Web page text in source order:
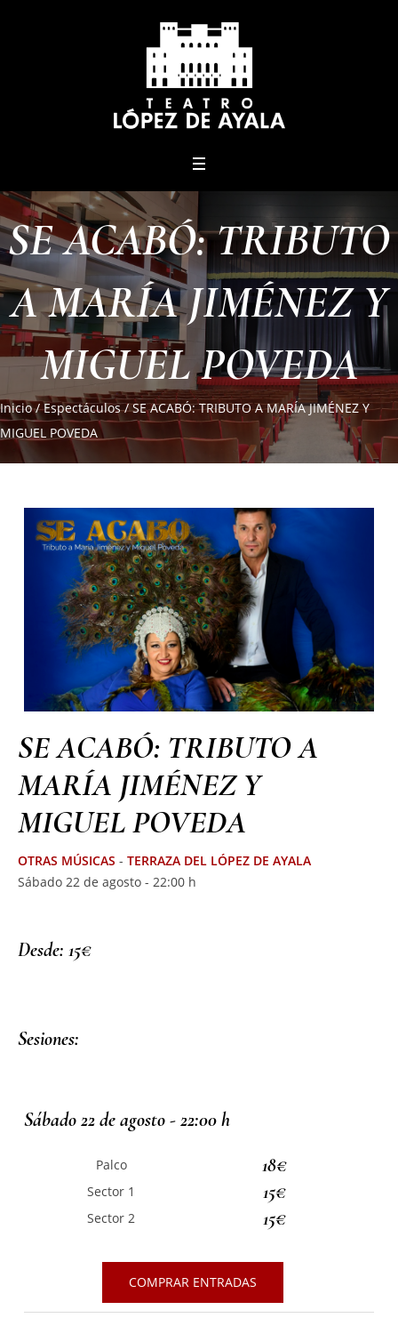
SE ACABÓ: TRIBUTO
A MARÍA JIMÉNEZ Y
MIGUEL POVEDA
Inicio /Espectáculos /SE ACABÓ: TRIBUTO A MARÍA JIMÉNEZ Y
MIGUEL POVEDA
SE ACABÓ: TRIBUTO A
MARÍA JIMÉNEZ Y
MIGUEL POVEDA
OTRAS MÚSICAS - TERRAZA DEL LÓPEZ DE AYALA
Sábado 22 de agosto - 22:00 h
Desde: 15€
Sesiones:
Sábado 22 de agosto - 22:00 h
Palco 18€
Sector 1 15€
Sector 2 15€
COMPRAR ENTRADAS